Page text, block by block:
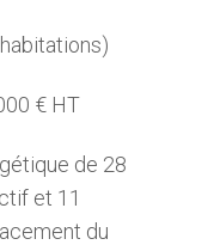
€ HT
de 28
et 11
du